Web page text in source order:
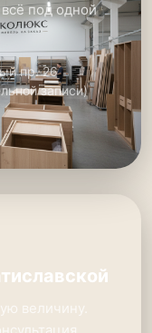
под одной
пр. 26
записи)
величину.